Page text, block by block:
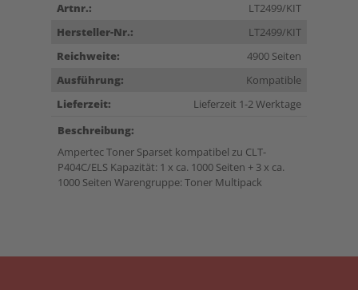
Artnr.:
LT2499/KIT
Hersteller-Nr.:
LT2499/KIT
Reichweite:
4900 Seiten
Ausführung:
Kompatible
Lieferzeit:
Lieferzeit 1-2 Werktage
Beschreibung:
Ampertec Toner Sparset kompatibel zu CLT-
P404C/ELS Kapazität: 1 x ca. 1000 Seiten + 3 x ca.
1000 Seiten Warengruppe: Toner Multipack